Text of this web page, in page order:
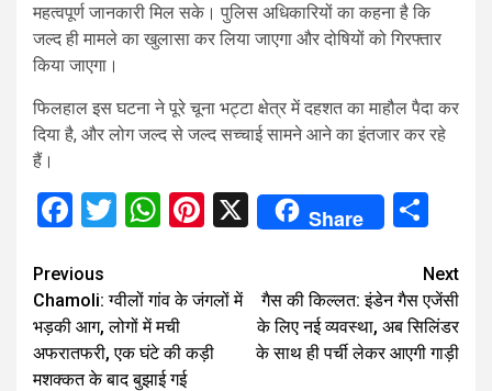
महत्वपूर्ण जानकारी मिल सके। पुलिस अधिकारियों का कहना है कि
जल्द ही मामले का खुलासा कर लिया जाएगा और दोषियों को गिरफ्तार
किया जाएगा।
फिलहाल इस घटना ने पूरे चूना भट्टा क्षेत्र में दहशत का माहौल पैदा कर
दिया है, और लोग जल्द से जल्द सच्चाई सामने आने का इंतजार कर रहे
हैं।
Facebook
Twitter
WhatsApp
Pinterest
X Share
Continue
Reading
Previous
Chamoli: ग्वीलों गांव के जंगलों में
भड़की आग, लोगों में मची
अफरातफरी, एक घंटे की कड़ी
मशक्कत के बाद बुझाई गई
Next
गैस की किल्लत: इंडेन गैस एजेंसी
के लिए नई व्यवस्था, अब सिलिंडर
के साथ ही पर्ची लेकर आएगी गाड़ी